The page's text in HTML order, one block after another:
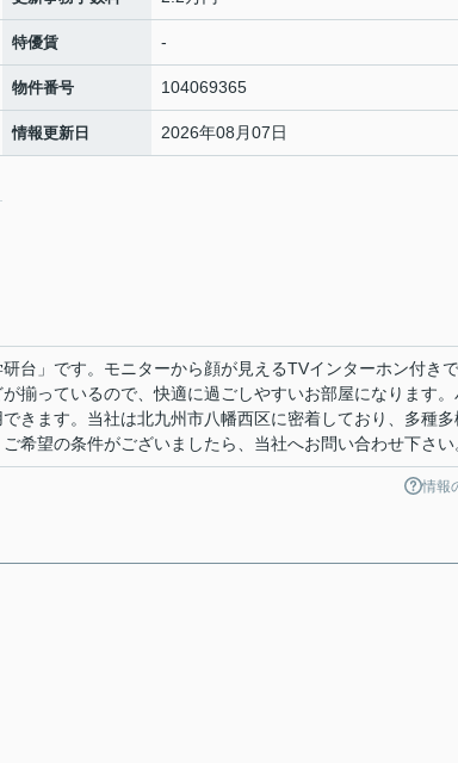
特優賃 -
物件番号 104069365
情報更新日 2026年08月07日
台」です。モニターから顔が見えるTVインターホン付きで
揃っているので、快適に過ごしやすいお部屋になります。
きます。当社は北九州市八幡西区に密着しており、多種多
希望の条件がございましたら、当社へお問い合わせ下さい
情報